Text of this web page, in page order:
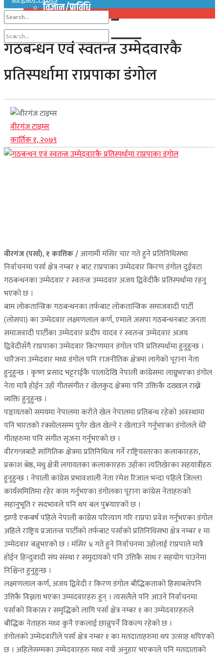
विज्ञान/प्राविधि
No Result
View All Result
No Result
View All Result
गठबन्धन एवं स्वतन्त्र उम्मेदवारकै
प्रतिस्पर्धामा राप्रपाका डंगोल
वीरगंज टाइम्स
कार्तिक १, २०७९
वीरगंज (पर्सा), १ कात्तिक /आगामी मंसिर चार गते हुने प्रतिनिधिसभा
निर्वाचनमा पर्सा क्षेत्र नम्बर १ बाट राप्रपाका उम्मेदवार किरण डंगोल दुईवटा
गठबन्धनका उम्मेदवार र स्वतन्त्र उम्मदवार अजय द्विवेदीकै प्रतिस्पर्धामा रहनु
भएको छ ।
बाम लोकतान्त्रिक गठबन्धनका तर्फबाट लोकतान्त्रिक समाजवादी पार्टी
(लोसपा) का उम्मेदवार लक्ष्मणलाल कर्ण, एमाले जसपा गठबन्धनबाट जनता
समाजवादी पार्टीका उम्मेदवार प्रदीप यादव र स्वतन्त्र उम्मेदवार अजय
द्विवेदीसँगै राप्रपाका उम्मेदवार किरणमान डंगोल पनि प्रतिस्पर्धामा हुनुहुन्छ ।
चारैजना उम्मेदवार मध्य डंगोल पनि राजनीतिक क्षेत्रमा लागेको पूराना नेता
हुनुहुन्छ । कृष्ण प्रसाद भट्टराईकै पालादेखि नेपाली कांग्रेसमा लाग्नुभएका डंगोल
नेता मात्रै होईन उहाँ गीतसंगीत र खेलकुद क्षेत्रमा पनि उक्तिकै दख्खल राख्ने
व्यक्ति हुनुहुन्छ ।
पञ्चायतको समयमा नेपालमा कराँते खेल नेपालमा प्रतिबन्ध रहेको अवस्थामा
पनि भारतको रक्सोलसम्म पुगेर खेल खेल्ने र खेलाउने गर्नुभएका डंगोलले धेरै
गीतहरुमा पनि संगीत सृजना गर्नुभएको छ ।
वीरगन्जबाटै सांगितिक क्षेत्रमा प्रतिनिधित्व गर्ने राष्ट्रियस्तरका कलाकारहरु,
प्रकाश श्रेष्ठ, मधु क्षेत्री लगायतका कलाकारहरु उहाँका त्यतिखेरका सहयात्रीहरु
हुनुहुन्छ । नेपाली कांग्रेस प्रभावशाली नेता रमेश रिजाल भन्दा पहिले जिल्ला
कार्यसमितिमा रहेर काम गर्नुभएका डंगोलका पूराना कांग्रेस नेताहरुको
सहानुभूति र सदभावले पनि थप बल पु¥याएको छ ।
झण्डै एकबर्ष पहिले नेपाली कांग्रेस परित्याग गरि राप्रपा प्रवेश गर्नुभएका डंगोल
अहिले राष्ट्रिय प्रजातन्त्र पार्टीको तर्फबाट पर्साको प्रतिनिधिसभा क्षेत्र नम्बर १ मा
उम्मेदवार बन्नुभएको छ । मंसिर ४ गते हुने निर्वाचनमा उहाँलाई राप्रपाले मात्रै
होईन हिन्दुवादी संघ संस्था र समुदायको पनि उत्तिकै साथ र सहयोग पाउनेमा
निश्चिन्त हुनुहुन्छ ।
लक्ष्मणलाल कर्ण, अजय द्विवेदी र किरण डंगोल बौद्धिकताको हिसाबलेपनि
उत्तिकै विज्ञता भएका उम्मदवारहरु हुन् । त्यसलैले पनि आउने निर्वाचनमा
पर्साको विकास र समृद्धिको लागि पर्सा क्षेत्र नम्बर १ का उम्मेदवारहरुले
बौद्धिक नेताहरु मध्य कुनै एकलाई छान्नुपर्ने विकल्प रहेको छ ।
डंगोलको उम्मेदवारीले पर्सा क्षेत्र नम्बर १ का मतदाताहरुमा थप उत्साह थपिएको
छ । अहिलेसम्मका उम्मेदवारहरु मध्य नयाँ अनुहार भएकाले पनि मतदाताको